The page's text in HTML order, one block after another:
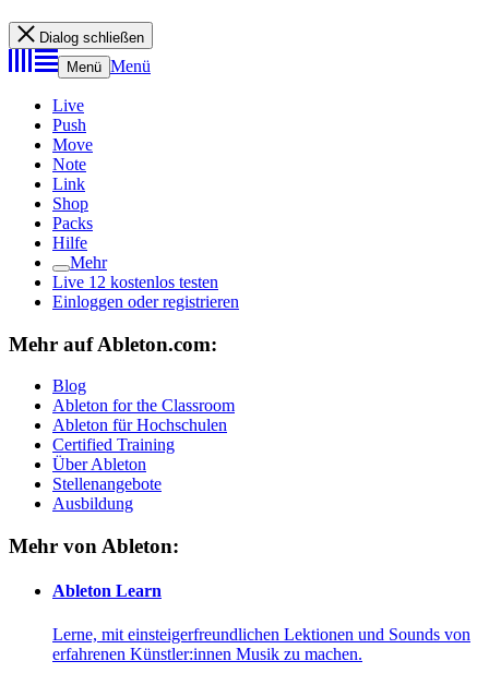
Dialog schließen
Menü Menü
Live
Push
Move
Note
Link
Shop
Packs
Hilfe
Mehr
Live 12 kostenlos testen
Einloggen oder registrieren
Mehr auf Ableton.com:
Blog
Ableton for the Classroom
Ableton für Hochschulen
Certified Training
Über Ableton
Stellenangebote
Ausbildung
Mehr von Ableton:
Ableton Learn
Lerne, mit einsteigerfreundlichen Lektionen und Sounds von
erfahrenen Künstler:innen Musik zu machen.